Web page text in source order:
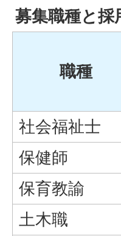
募集職種と採
職種
社会福祉士
保健師
保育教諭
土木職